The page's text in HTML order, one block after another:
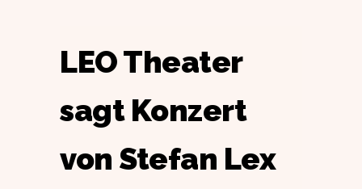
LEO Theater
sagt Konzert
von Stefan Lex